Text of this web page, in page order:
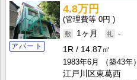
アパート
4.8万円
0円
1ヶ月
-
1R
14.87㎡
1983年6月
（築43年）
江戸川区東葛西